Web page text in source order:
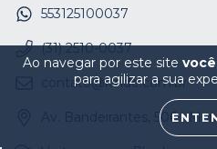
Ao navegar por este site
para agilizar a sua
553125100037
(31) 2510-0037
contato@kinde.com.br
Av. Bandeirantes, 506 -